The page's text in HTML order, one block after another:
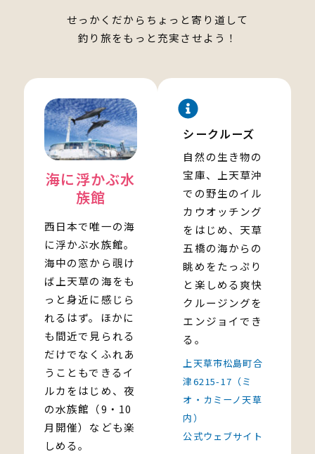
せっかくだからちょっと寄り道して
釣り旅をもっと充実させよう！
海に浮かぶ水
族館
西日本で唯一の海
に浮かぶ水族館。
海中の窓から覗け
ば上天草の海をも
っと身近に感じら
れるはず。ほかに
も間近で見られる
だけでなくふれあ
うこともできるイ
ルカをはじめ、夜
の水族館（9・10
月開催）なども楽
しめる。
シークルーズ
自然の生き物の
宝庫、上天草沖
での野生のイル
カウオッチング
をはじめ、天草
五橋の海からの
眺めをたっぷり
と楽しめる爽快
クルージングを
エンジョイでき
る。
上天草市松島町合
津6215-17（ミ
オ・カミーノ天草
内）
公式ウェブサイト